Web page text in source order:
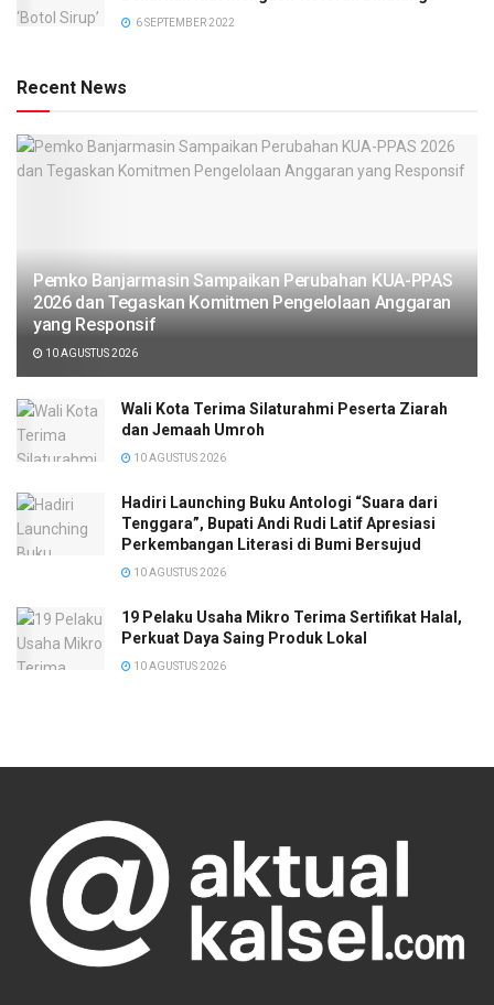
6 SEPTEMBER 2022
Recent News
Pemko Banjarmasin Sampaikan Perubahan KUA-PPAS
2026 dan Tegaskan Komitmen Pengelolaan Anggaran
yang Responsif
10 AGUSTUS 2026
Wali Kota Terima Silaturahmi Peserta Ziarah
dan Jemaah Umroh
10 AGUSTUS 2026
Hadiri Launching Buku Antologi “Suara dari
Tenggara”, Bupati Andi Rudi Latif Apresiasi
Perkembangan Literasi di Bumi Bersujud
10 AGUSTUS 2026
19 Pelaku Usaha Mikro Terima Sertifikat Halal,
Perkuat Daya Saing Produk Lokal
10 AGUSTUS 2026